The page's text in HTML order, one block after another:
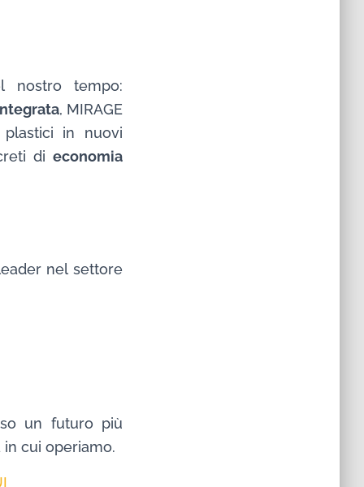
nostro tempo:
, MIRAGE
in nuovi
di economia
nel settore
un futuro più
cui operiamo.